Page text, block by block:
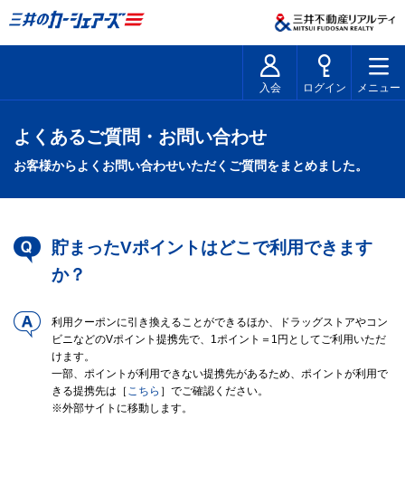
入会 ログイン メニュー
よくあるご質問・お問い合わせ
お客様からよくお問い合わせいただくご質問をまとめました。
貯まったVポイントはどこで利用できます
か？
利用クーポンに引き換えることができるほか、ドラッグストアやコン
ビニなどのVポイント提携先で、1ポイント＝1円としてご利用いただ
けます。
一部、ポイントが利用できない提携先があるため、ポイントが利用で
きる提携先は［ こちら ］でご確認ください。
※外部サイトに移動します。